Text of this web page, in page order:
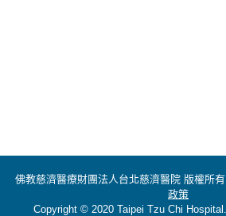
佛教慈濟醫療財團法人台北慈濟醫院 版權所
政策
Copyright © 2020 Taipei Tzu Chi